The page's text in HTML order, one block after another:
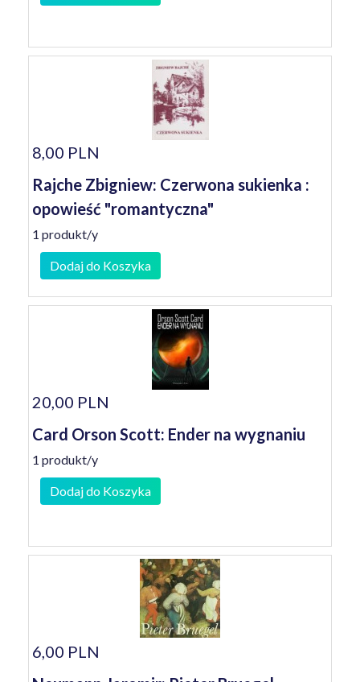
8,00 PLN
Rajche Zbigniew: Czerwona sukienka :
opowieść "romantyczna"
1 produkt/y
Dodaj do Koszyka
20,00 PLN
Card Orson Scott: Ender na wygnaniu
1 produkt/y
Dodaj do Koszyka
6,00 PLN